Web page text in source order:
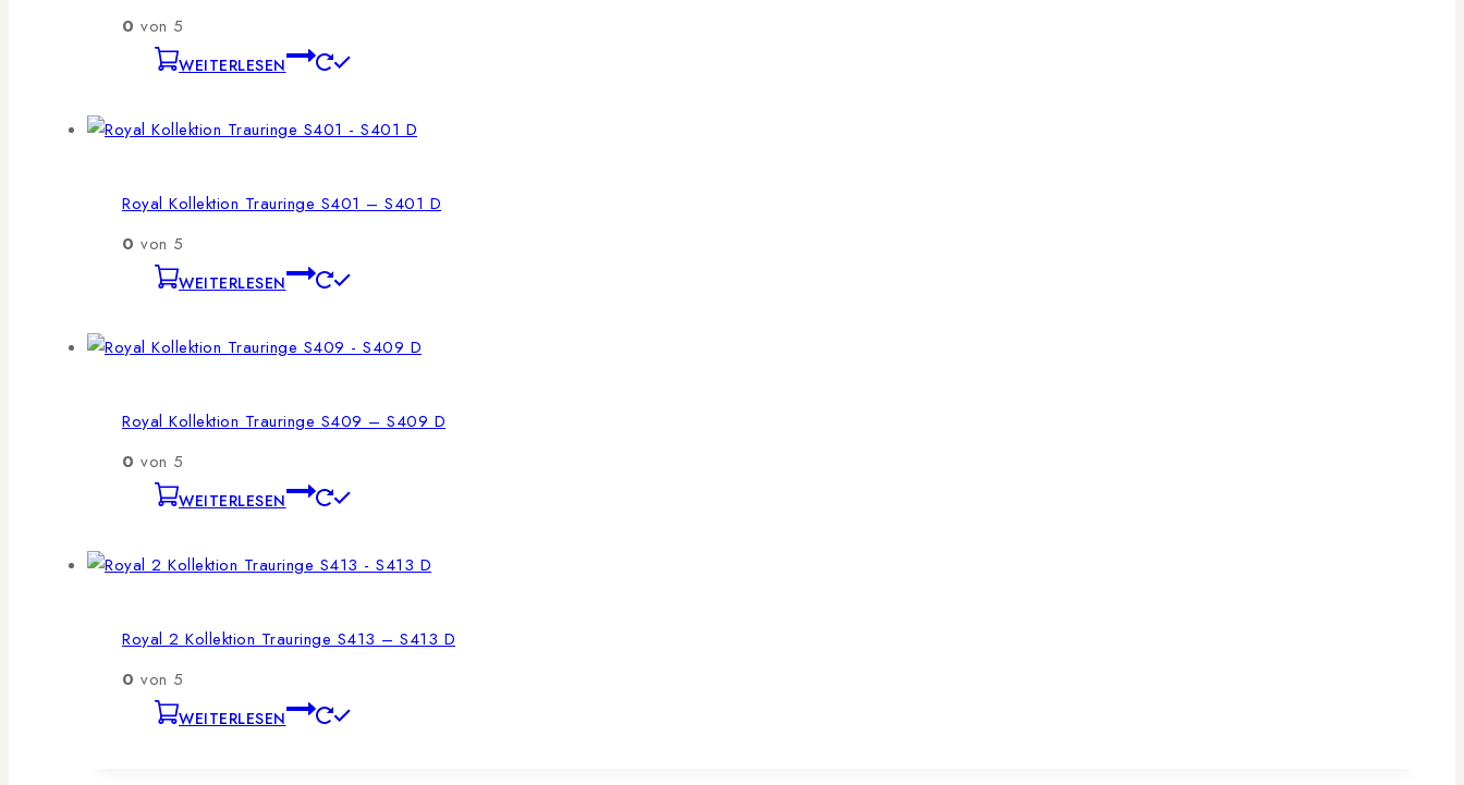
0 von 5
WEITERLESEN
Royal Kollektion Trauringe S401 – S401 D
0 von 5
WEITERLESEN
Royal Kollektion Trauringe S409 – S409 D
0 von 5
WEITERLESEN
Royal 2 Kollektion Trauringe S413 – S413 D
0 von 5
WEITERLESEN